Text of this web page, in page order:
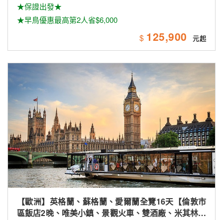
★保證出發★
★早鳥優惠最高第2人省$6,000
$ 125,900
【歐洲】英格蘭、蘇格蘭、愛爾蘭全覽16天【倫敦市
區飯店2晚、唯美小鎮、景觀火車、雙酒廠、米其林、